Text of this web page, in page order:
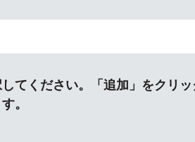
てください。「追加」をクリッ
。